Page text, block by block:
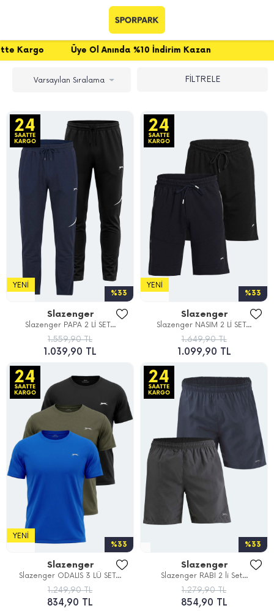
Anında %10 İndirim Kazan
FİLTRELE
%33
YENI
Slazenger
Slazenger PAPA 2 Lİ SET...
1.559,90 TL
1.039,90 TL
%33
YENI
Slazenger
Slazenger NASIM 2 Lİ SET...
1.649,90 TL
1.099,90 TL
%33
YENI
Slazenger
Slazenger ODALIS 3 LÜ SET...
1.249,90 TL
834,90 TL
%33
Slazenger
Slazenger RABI 2 li Set...
1.279,90 TL
854,90 TL